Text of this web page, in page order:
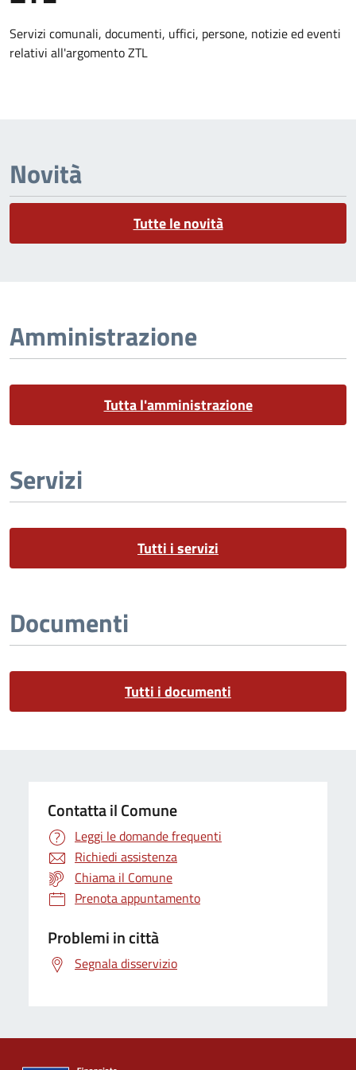
Dettagli dell'argomento
Servizi comunali, documenti, uffici, persone, notizie ed eventi
relativi all'argomento ZTL
Novità
Tutte le novità
Amministrazione
Tutta l'amministrazione
Servizi
Tutti i servizi
Documenti
Tutti i documenti
Contatta il Comune
Leggi le domande frequenti
Richiedi assistenza
Chiama il Comune
Prenota appuntamento
Problemi in città
Segnala disservizio